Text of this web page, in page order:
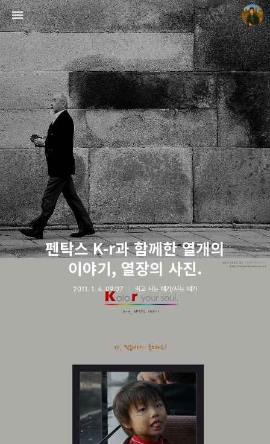
펜탁스 K-r과 함께한 열개의
이야기, 열장의 사진.
2011. 1. 4. 09:07 먹고 사는 얘기/사는 얘기
빛으로 쓴 편지
mistyfriday